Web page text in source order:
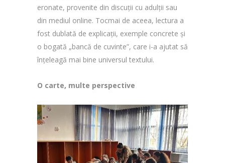
eronate, provenite din discuții cu adulții sau
din mediul online. Tocmai de aceea, lectura a
fost dublată de explicații, exemple concrete și
o bogată „bancă de cuvinte”, care i-a ajutat să
înțeleagă mai bine universul textului.
O carte, multe perspective